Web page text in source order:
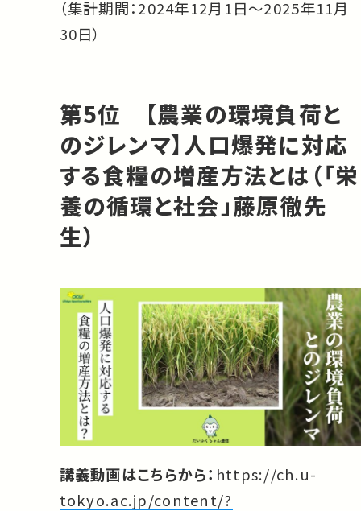
（集計期間：2024年12月1日〜2025年11月
30日）
第5位 【農業の環境負荷と
のジレンマ】人口爆発に対応
する食糧の増産方法とは（「栄
養の循環と社会」藤原徹先
生）
講義動画はこちらから： https://ch.u-
tokyo.ac.jp/content/?